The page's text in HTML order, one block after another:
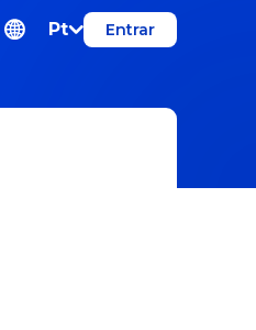
Pt Entrar